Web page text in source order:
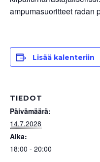
ampumasuoritteet radan
Lisää kalenteriin
TIEDOT
Päivämäärä:
14.7.2028
Aika:
18:00 - 20:00